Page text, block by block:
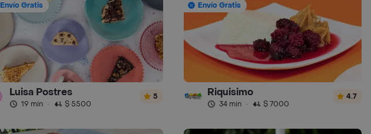
Envío Gratis
Luisa Postres
19 min · $ 5500
5
Envío Gratis
Riquisimo
34 min · $ 7000
4.7